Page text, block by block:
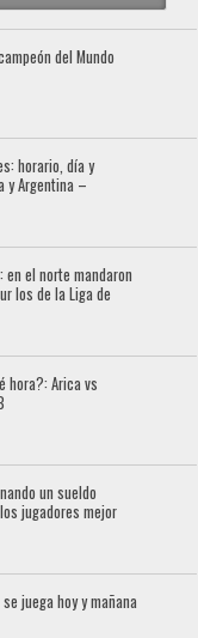
campeón del Mundo
horario, día y
y Argentina –
en el norte mandaron
los de la Liga de
hora?: Arica vs
un sueldo
jugadores mejor
juega hoy y mañana